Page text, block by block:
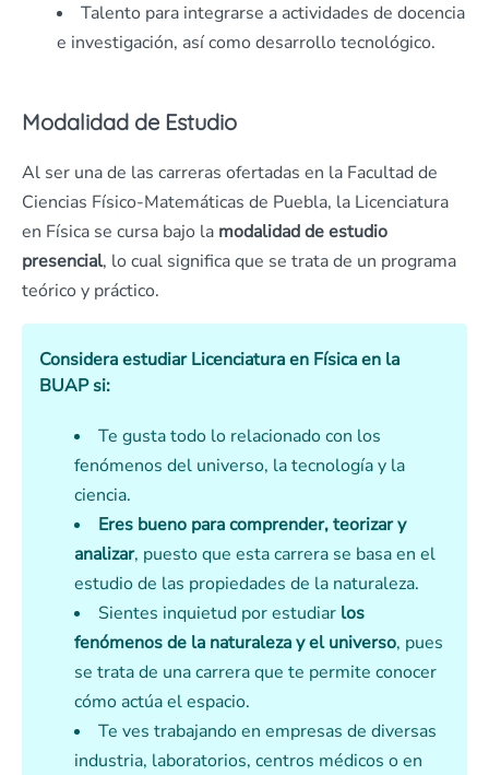
Talento para integrarse a actividades de docencia
e investigación, así como desarrollo tecnológico.
Modalidad de Estudio
Al ser una de las carreras ofertadas en la Facultad de
Ciencias Físico-Matemáticas de Puebla, la Licenciatura
en Física se cursa bajo la modalidad de estudio
presencial, lo cual significa que se trata de un programa
teórico y práctico.
Considera estudiar Licenciatura en Física en la
BUAP si:
Te gusta todo lo relacionado con los
fenómenos del universo, la tecnología y la
ciencia.
Eres bueno para comprender, teorizar y
analizar, puesto que esta carrera se basa en el
estudio de las propiedades de la naturaleza.
Sientes inquietud por estudiar los
fenómenos de la naturalezay el universo, pues
se trata de una carrera que te permite conocer
cómo actúa el espacio.
Te ves trabajando en empresas de diversas
industria, laboratorios, centros médicos o en